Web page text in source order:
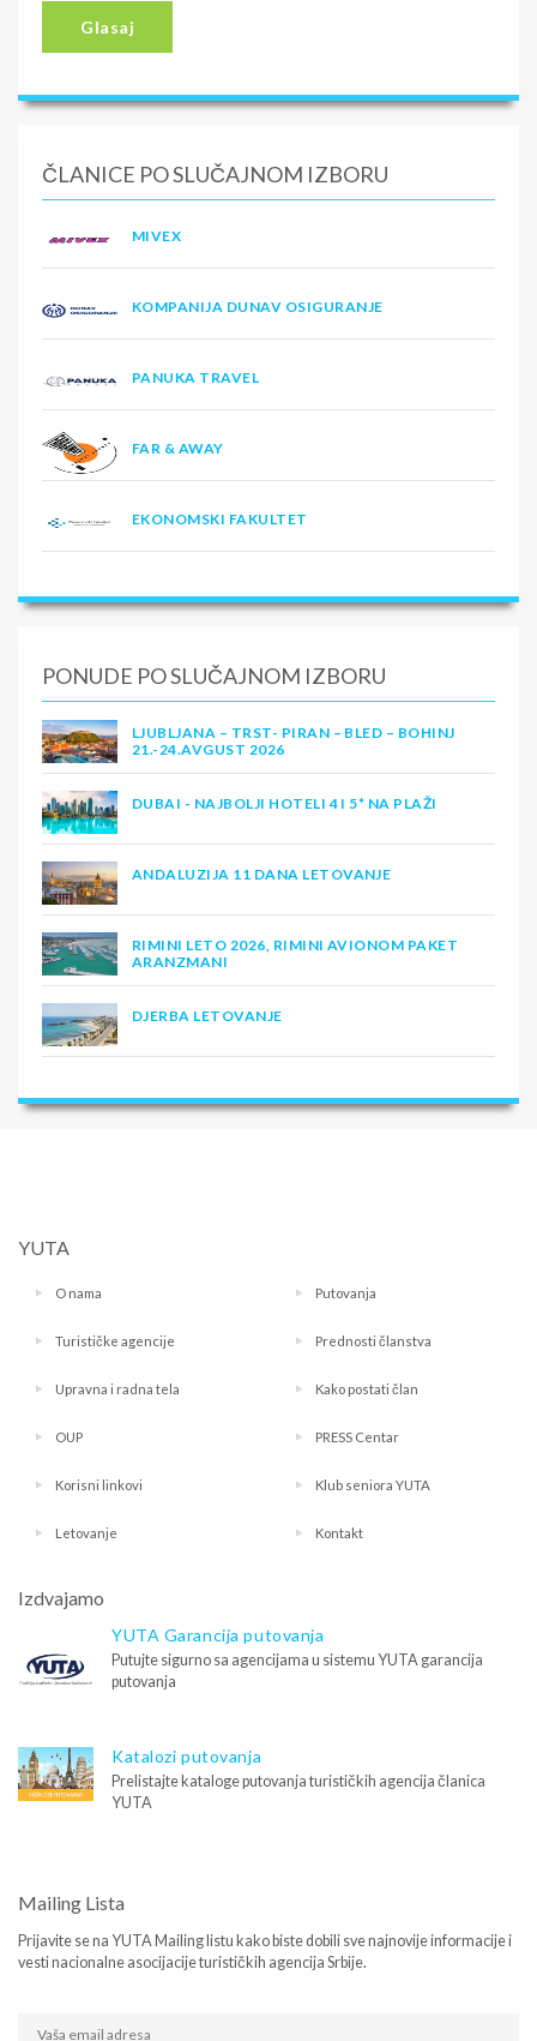
Glasaj
ČLANICE PO SLUČAJNOM IZBORU
MIVEX
KOMPANIJA DUNAV OSIGURANJE
PANUKA TRAVEL
FAR & AWAY
EKONOMSKI FAKULTET
PONUDE PO SLUČAJNOM IZBORU
LJUBLJANA – TRST- PIRAN – BLED – BOHINJ
21.-24.AVGUST 2026
DUBAI - NAJBOLJI HOTELI 4 I 5* NA PLAŽI
ANDALUZIJA 11 DANA LETOVANJE
RIMINI LETO 2026, RIMINI AVIONOM PAKET
ARANZMANI
DJERBA LETOVANJE
YUTA
O nama Putovanja
Turističke agencije Prednosti članstva
Upravna i radna tela Kako postati član
OUP PRESS Centar
Korisni linkovi Klub seniora YUTA
Letovanje Kontakt
Izdvajamo
YUTA Garancija putovanja
Putujte sigurno sa agencijama u sistemu YUTA garancija
putovanja
Katalozi putovanja
Prelistajte kataloge putovanja turističkih agencija članica
YUTA
Mailing Lista
Prijavite se na YUTA Mailing listu kako biste dobili sve najnovije informacije i
vesti nacionalne asocijacije turističkih agencija Srbije.